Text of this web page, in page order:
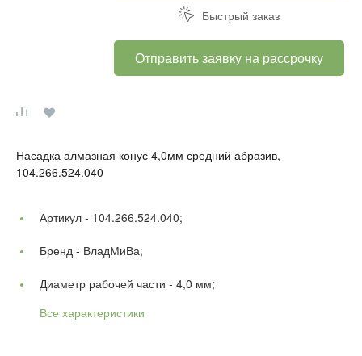
Быстрый заказ
Отправить заявку на рассрочку
Насадка алмазная конус 4,0мм средний абразив,
104.266.524.040
Артикул - 104.266.524.040;
Бренд - ВладМиВа;
Диаметр рабочей части - 4,0 мм;
Все характеристики